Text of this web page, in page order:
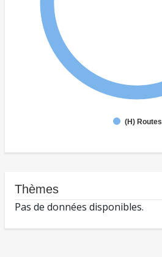
(H) Routes
Thèmes
Pas de données disponibles.